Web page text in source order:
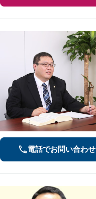
電話でお問い合わせ